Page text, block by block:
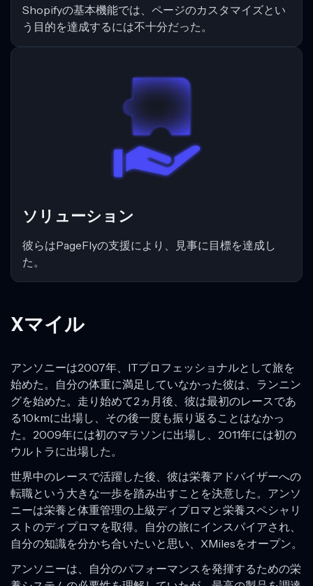
Shopifyの基本機能では、ページのカスタマイズとい
う目的を達成するには不十分だった。
ソリューション
彼らはPageFlyの支援により、見事に目標を達成し
た。
Xマイル
アンソニーは2007年、ITプロフェッショナルとして旅を
始めた。自分の体重に満足していなかった彼は、ランニン
グを始めた。走り始めて2ヵ月後、彼は最初のレースであ
る10kmに出場し、その後一度も振り返ることはなかっ
た。2009年には初のマラソンに出場し、2011年には初の
ウルトラに出場した。
世界中のレースで活躍した後、彼は栄養アドバイザーへの
転職という大きな一歩を踏み出すことを決意した。アンソ
ニーは栄養と体重管理の上級ディプロマと栄養スペシャリ
ストのディプロマを取得。自分の旅にインスパイアされ、
自分の知識を分かち合いたいと思い、XMilesをオープン。
アンソニーは、自分のパフォーマンスを発揮するための栄